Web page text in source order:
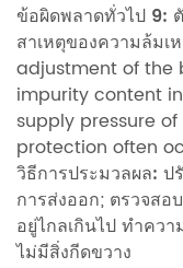
ข้อผิดพลาดทั่วไป 9:
สาเหตุของความล้มเ
adjustment of the
impurity content
supply pressure
protection often
วิธีการประมวลผล: ป
การส่งออก; ตรวจสอ
อยู่ไกลเกินไป ทำคว
ไม่มีสิ่งกีดขวาง